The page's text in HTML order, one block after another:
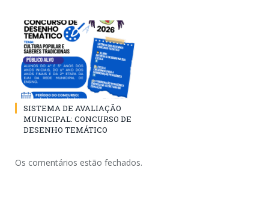
SISTEMA DE AVALIAÇÃO
MUNICIPAL: CONCURSO DE
DESENHO TEMÁTICO
Os comentários estão fechados.